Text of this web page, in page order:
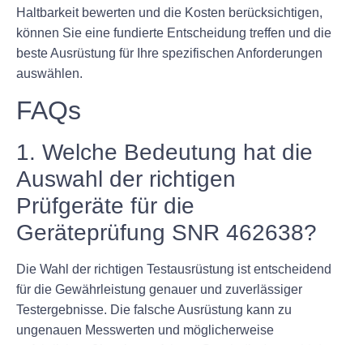
Haltbarkeit bewerten und die Kosten berücksichtigen,
können Sie eine fundierte Entscheidung treffen und die
beste Ausrüstung für Ihre spezifischen Anforderungen
auswählen.
FAQs
1. Welche Bedeutung hat die
Auswahl der richtigen
Prüfgeräte für die
Geräteprüfung SNR 462638?
Die Wahl der richtigen Testausrüstung ist entscheidend
für die Gewährleistung genauer und zuverlässiger
Testergebnisse. Die falsche Ausrüstung kann zu
ungenauen Messwerten und möglicherweise